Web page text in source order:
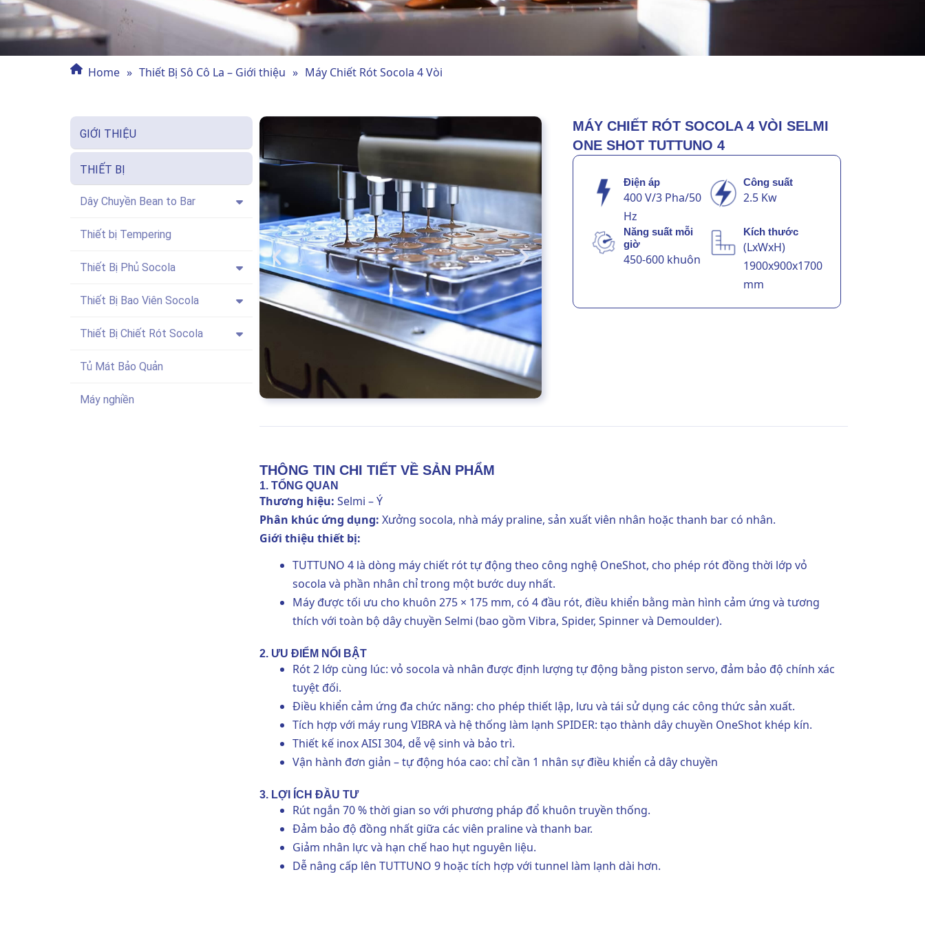
Home » Thiết Bị Sô Cô La – Giới thiệu » Máy Chiết Rót Socola 4 Vòi
GIỚI THIỆU
THIẾT BỊ
Dây Chuyền Bean to Bar
Thiết bị Tempering
Thiết Bị Phủ Socola
Thiết Bị Bao Viên Socola
Thiết Bị Chiết Rót Socola
Tủ Mát Bảo Quản
Máy nghiền
MÁY CHIẾT RÓT SOCOLA 4 VÒI SELMI
ONE SHOT TUTTUNO 4
Điện áp
400 V/3 Pha/50
Hz
Công suất
2.5 Kw
Năng suất mỗi
giờ
450-600 khuôn
Kích thước
(LxWxH)
1900x900x1700
mm
THÔNG TIN CHI TIẾT VỀ SẢN PHẨM
1. TỔNG QUAN
Thương hiệu: Selmi – Ý
Phân khúc ứng dụng: Xưởng socola, nhà máy praline, sản xuất viên nhân hoặc thanh bar có nhân.
Giới thiệu thiết bị:
TUTTUNO 4 là dòng máy chiết rót tự động theo công nghệ OneShot, cho phép rót đồng thời lớp vỏ
socola và phần nhân chỉ trong một bước duy nhất.
Máy được tối ưu cho khuôn 275 × 175 mm, có 4 đầu rót, điều khiển bằng màn hình cảm ứng và tương
thích với toàn bộ dây chuyền Selmi (bao gồm Vibra, Spider, Spinner và Demoulder).
2. ƯU ĐIỂM NỔI BẬT
Rót 2 lớp cùng lúc: vỏ socola và nhân được định lượng tự động bằng piston servo, đảm bảo độ chính xác
tuyệt đối.
Điều khiển cảm ứng đa chức năng: cho phép thiết lập, lưu và tái sử dụng các công thức sản xuất.
Tích hợp với máy rung VIBRA và hệ thống làm lạnh SPIDER: tạo thành dây chuyền OneShot khép kín.
Thiết kế inox AISI 304, dễ vệ sinh và bảo trì.
Vận hành đơn giản – tự động hóa cao: chỉ cần 1 nhân sự điều khiển cả dây chuyền
3. LỢI ÍCH ĐẦU TƯ
Rút ngắn 70 % thời gian so với phương pháp đổ khuôn truyền thống.
Đảm bảo độ đồng nhất giữa các viên praline và thanh bar.
Giảm nhân lực và hạn chế hao hụt nguyên liệu.
Dễ nâng cấp lên TUTTUNO 9 hoặc tích hợp với tunnel làm lạnh dài hơn.